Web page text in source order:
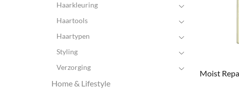
Moist
Haarkleuring
Haartools
Haartypen
Styling
Verzorging
Home & Lifestyle